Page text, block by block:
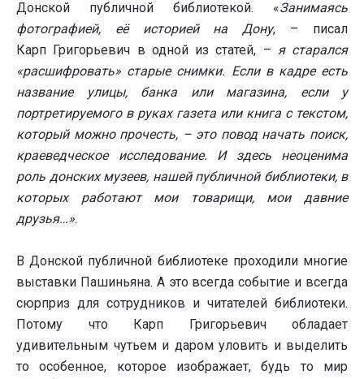
Донской публичной библиотекой. «Занимаясь
фотографией, её историей на Дону, – писал
Карп Григорьевич в одной из статей, – я старался
«расшифровать» старые снимки. Если в кадре есть
название улицы, банка или магазина, если у
портретируемого в руках газета или книга с текстом,
который можно прочесть, – это повод начать поиск,
краеведческое исследование. И здесь неоценима
роль донских музеев, нашей публичной библиотеки, в
которых работают мои товарищи, мои давние
друзья…».
В Донской публичной библиотеке проходили многие
выставки Пашиньяна. А это всегда событие и всегда
сюрприз для сотрудников и читателей библиотеки.
Потому что Карп Григорьевич обладает
удивительным чутьем и даром уловить и выделить
то особенное, которое изображает, будь то мир